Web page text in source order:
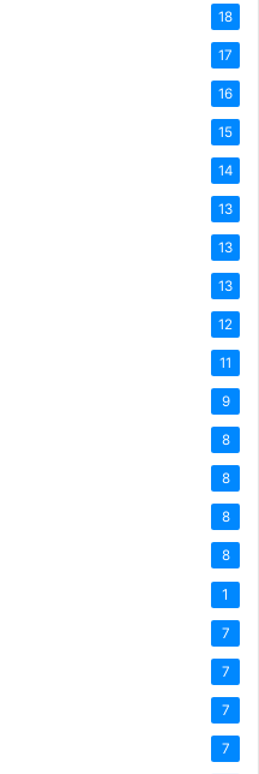
18
17
16
15
14
13
13
13
12
11
9
8
8
8
8
1
7
7
7
7